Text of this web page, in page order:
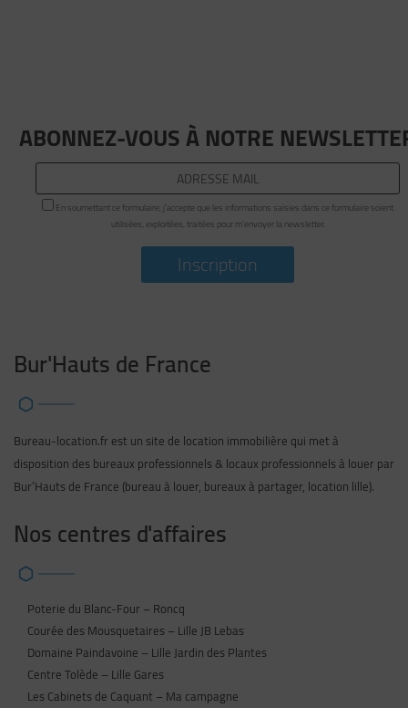
ABONNEZ-VOUS À NOTRE
En soumettant ce formulaire, j'accepte que les informations saisies dans ce formulaire soient
utilisées, exploitées, traitées pour m’envoyer la newsletter.
Bur'Hauts de France
Bureau-location.fr est un site de location immobilière qui met à
disposition des bureaux professionnels & locaux professionnels à louer par
Bur’Hauts de France (bureau à louer, bureaux à partager, location lille).
Nos centres d'affaires
Poterie du Blanc-Four – Roncq
Courée des Mousquetaires – Lille JB Lebas
Domaine Paindavoine – Lille Jardin des Plantes
Centre Tolède – Lille Gares
Les Cabinets de Caquant – Ma campagne